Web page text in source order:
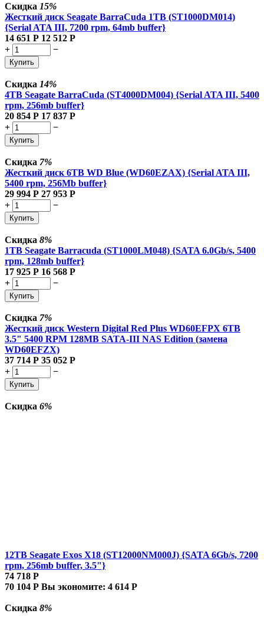
Скидка 15%
Жесткий диск Seagate BarraCuda 1TB (ST1000DM014)
{Serial ATA III, 7200 rpm, 64mb buffer}
14 651 Р 12 512 Р
+
−
Купить
Скидка 14%
4TB Seagate BarraCuda (ST4000DM004) {Serial ATA III, 5400
rpm, 256mb buffer}
20 854 Р 17 837 Р
+
−
Купить
Скидка 7%
Жесткий диск 6TB WD Blue (WD60EZAX) {Serial ATA III,
5400 rpm, 256Mb buffer}
29 994 Р 27 953 Р
+
−
Купить
Скидка 8%
1TB Seagate Barracuda (ST1000LM048) {SATA 6.0Gb/s, 5400
rpm, 128mb buffer}
17 925 Р 16 568 Р
+
−
Купить
Скидка 7%
Жесткий диск Western Digital Red Plus WD60EFPX 6TB
3.5" 5400 RPM 128MB SATA-III NAS Edition (замена
WD60EFZX)
37 714 Р 35 052 Р
+
−
Купить
Скидка 6%
12TB Seagate Exos X18 (ST12000NM000J) {SATA 6Gb/s, 7200
rpm, 256mb buffer, 3.5"}
74 718 Р
70 104 Р Вы экономите: 4 614 Р
Скидка 8%